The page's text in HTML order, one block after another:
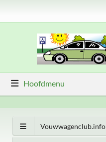
Hoofdmenu
Vouwwagenclub.info